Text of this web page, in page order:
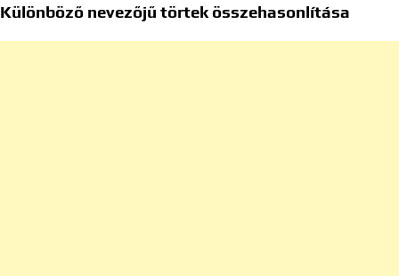
Különböző nevezőjű törtek összehasonlítása